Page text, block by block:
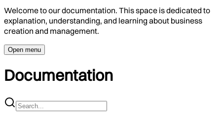
Welcome to our documentation. This space is dedicated to
explanation, understanding, and learning about business
creation and management.
Open menu
Documentation